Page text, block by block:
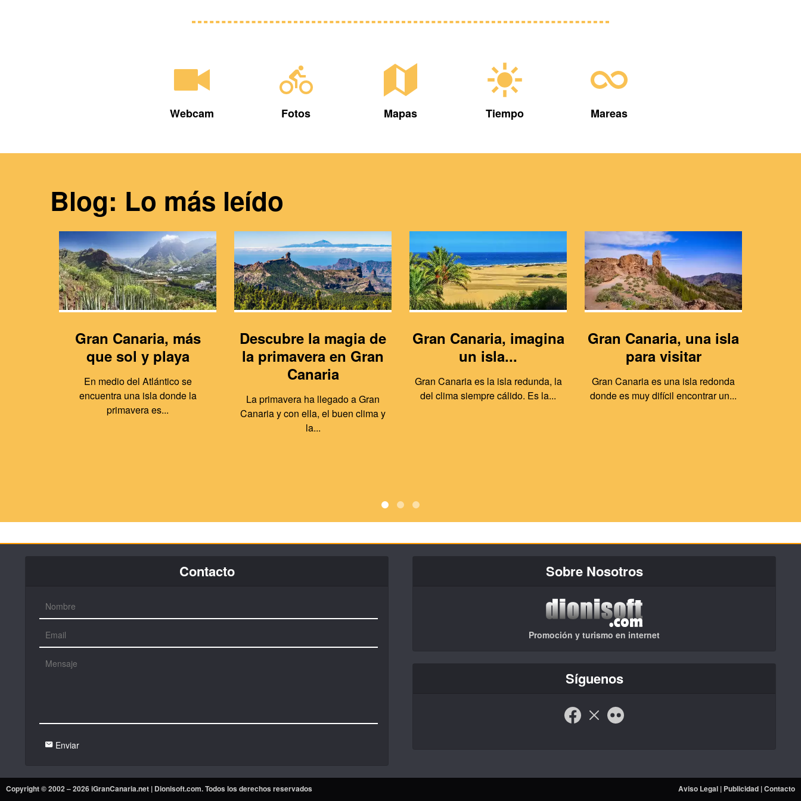
Webcam Fotos Mapas Tiempo Mareas
Blog: Lo más leído
Gran Canaria, más
que sol y playa
En medio del Atlántico se
encuentra una isla donde la
primavera es...
Descubre la magia de
la primavera en Gran
Canaria
La primavera ha llegado a Gran
Canaria y con ella, el buen clima y
la...
Gran Canaria, imagina
un isla...
Gran Canaria es la isla redunda, la
del clima siempre cálido. Es la...
Gran Canaria, una isla
para visitar
Gran Canaria es una isla redonda
donde es muy difícil encontrar un...
Contacto
Enviar
Sobre Nosotros
Promoción y turismo en internet
Síguenos
Copyright © 2002 – 2026 iGranCanaria.net | Dionisoft.com. Todos los derechos reservados Aviso Legal | Publicidad |Contacto